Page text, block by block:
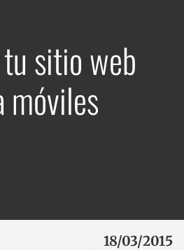
sitio web
móviles
18/03/2015